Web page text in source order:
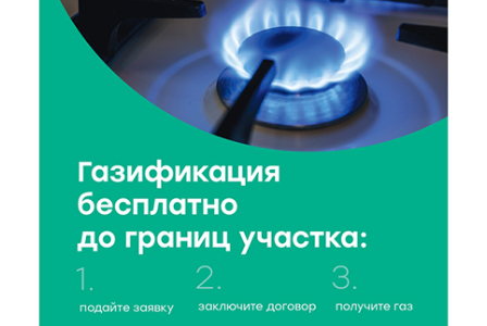
6 Авг 2026 16:37 143
Исследование: ежемесячная смена категорий
кешбэка создает волны спроса
231
Тверские «Романтики» покорили Витебск своей
хореографией
6 Авг 2026 16:08 299
Виталий Королев наградил строителей и
анонсировал новые проекты